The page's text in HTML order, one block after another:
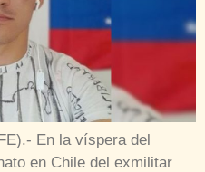
En la víspera del
en Chile del exmilitar